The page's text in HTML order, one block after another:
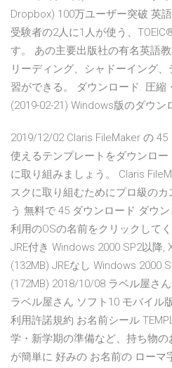
Dropbox) 100万ユーザー突破 英
受験者の2人に1人が使う、
す。 あの主要出版社の有名英語
リーディング、シャドーイング
習ができる。 ダウンロード. 圧縮
(2019-02-21) Windows版のダウン
2019/12/02 Claris FileMaker の
使えるテンプレートをダウンロ
に取り組みましょう。 Claris
スクに取り組むためにプロ級の
う 無料で 45 ダウンロード ダウ
利用のOSの名前をクリックして
JRE付き Windows 2000 SP2以降,
(132MB) JREなし Windows 2000
(172MB) 2018/10/08 ラベル屋さ
ラベル屋さん ソフト10 モバイル
利用許諾規約 お名前シール
学・新学期の準備など、持ち物
が簡単に 好みの お名前の ローマ